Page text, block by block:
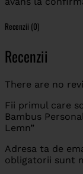
Recenzii (0)
Recenzii
There are no
Fii primul care
Bambus
Lemn”
Adresa ta de
obligatorii sunt